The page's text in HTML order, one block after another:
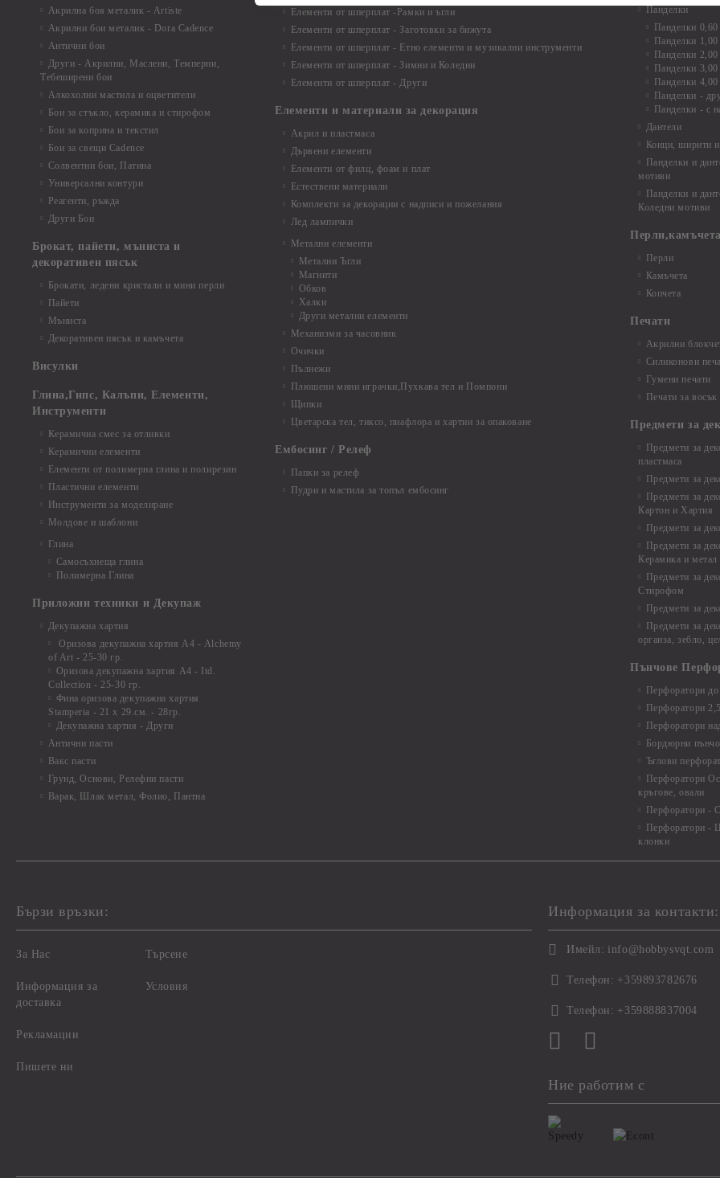
Акрилна боя металик - Artiste
Акрилни бои металик - Dora Cadence
Антични бои
Други - Акрилни, Маслени, Темперни,
Тебеширени бои
Алкохолни мастила и оцветители
Бои за стъкло, керамика и стирофом
Бои за коприна и текстил
Бои за свещи Cadence
Солвентни бои, Патина
Универсални контури
Реагенти, ръжда
Други Бои
Брокат, пайети, мъниста и
декоративен пясък
Брокати, ледени кристали и мини перли
Пайети
Мъниста
Декоративен пясък и камъчета
Висулки
Глина,Гипс, Калъпи, Елементи,
Инструменти
Керамична смес за отливки
Керамични елементи
Елементи от полимерна глина и полирезин
Пластични елементи
Инструменти за моделиране
Молдове и шаблони
Глина
Самосъхнеща глина
Полимерна Глина
Приложни техники и Декупаж
Декупажна хартия
Оризова декупажна хартия А4 - Alchemy
of Art - 25-30 гр.
Оризова декупажна хартия А4 - Itd.
Collection - 25-30 гр.
Фина оризова декупажна хартия
Stamperia - 21 х 29.см. - 28гр.
Декупажна хартия - Други
Антични пасти
Вакс пасти
Грунд, Основи, Релефни пасти
Варак, Шлак метал, Фолио, Пантна
Елементи от шперплат -Рамки и ъгли
Елементи от шперплат - Заготовки за бижута
Елементи от шперплат - Етно елементи и музикални инструменти
Елементи от шперплат - Зимни и Коледни
Елементи от шперплат - Други
Елементи и материали за декорация
Акрил и пластмаса
Дървени елементи
Елементи от филц, фоам и плат
Естествени материали
Комплекти за декорации с надписи и пожелания
Лед лампички
Метални елементи
Метални Ъгли
Магнити
Обков
Халки
Други метални елементи
Механизми за часовник
Очички
Пълнежи
Плюшени мини играчки,Пухкава тел и Помпони
Щипки
Цветарска тел, тиксо, пиафлора и хартии за опаковане
Ембосинг / Релеф
Папки за релеф
Пудри и мастила за топъл ембосинг
Панделки
Панделки
Панделки
Панделки
Панделки
Панделки
Панделки -
Панделки - с
Дантели
Конци, ширити
Панделки и
мотиви
Панделки и
Коледни мотиви
Перли
Камъчета
Копчета
Печати
Акрилни
Силиконови
Гумени печати
Печати за восък
Предмети за
Предмети за
пластмаса
Предмети за
Предмети за
Картон и Хартия
Предмети за
Предмети за
Керамика и метал
Предмети за
Стирофом
Предмети за
Предмети за
органза, зебло,
Пънчове
Перфоратори
Перфоратори
Перфоратори
Бордюрни
Ъглови
Перфоратори
кръгове, овали
Перфоратори -
Перфоратори -
клонки
Бързи връзки:
За Нас
Информация за
доставка
Рекламации
Пишете ни
Търсене
Условия
Информация за контакти:
Имейл: info@hobbysvqt.com
Телефон: +359893782676
Телефон: +359888837004
Ние работим с